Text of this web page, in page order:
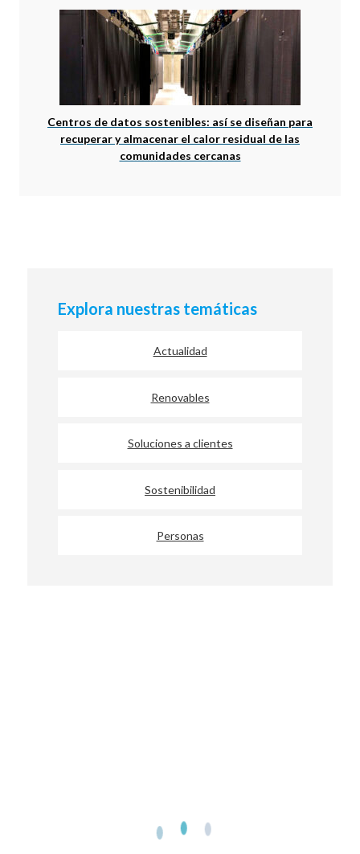
Centros de datos sostenibles: así se diseñan para
recuperar y almacenar el calor residual de las
comunidades cercanas
Explora nuestras temáticas
Actualidad
Renovables
Soluciones a clientes
Sostenibilidad
Personas